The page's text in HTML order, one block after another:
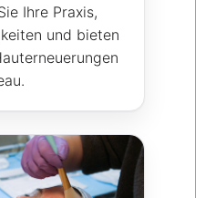
Ihre Praxis,
und bieten